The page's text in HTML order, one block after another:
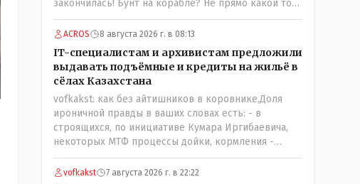
закончилась! Бунт на корабле? Не прямо какой то
правдолюб вдруг выступил! Может он
инопланетянин? Появился неизвестно откуда,
холдинг и теперь против президента выступает!
Вот ни капельки ему не поверю, что он действует в
интересах страны, про народ уже и не говорю!
Опять какие то закулисные игры?
ACROS 8 августа 2026 г. в 08:13
IT-специалистам и архивистам предложили
выдавать подъёмные и кредиты на жильё в
сёлах Казахстана
vofkakst: как без айтишников в коровнике,Доля
ироничной правды в ваших словах есть: - в
строящихся, по инициативе Кумара Иргибаевича,
некоторых МТФ процессы дойки, кормления -
оцифрованы и иногда эти программы дают сбой - и
тогда они нужны, хотя я насколько в курсе своей
vofkakst 7 августа 2026 г. в 22:22